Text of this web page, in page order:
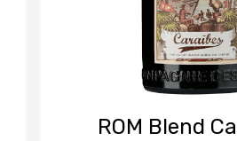
ROM Blend